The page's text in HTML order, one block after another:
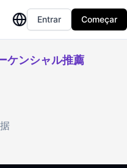
Entrar Começar
ケンシャル推薦